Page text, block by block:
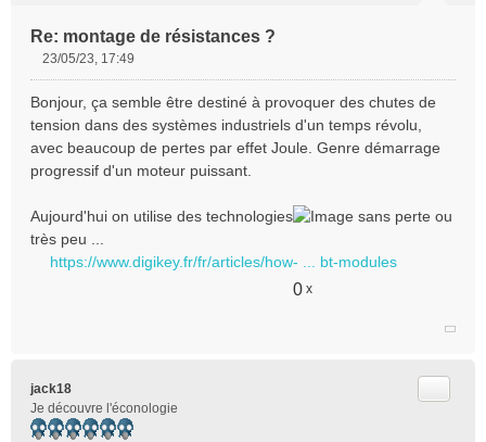
Re: montage de résistances ?
s
s
a
g
o
n
23/05/23, 17:49
Bonjour, ça semble être destiné à provoquer des chutes de
tension dans des systèmes industriels d'un temps révolu,
avec beaucoup de pertes par effet Joule. Genre démarrage
progressif d'un moteur puissant.
Aujourd'hui on utilise des technologies
sans perte ou
très peu ...
https://www.digikey.fr/fr/articles/how- ... bt-modules
0 x
jack18
Je découvre l'éconologie